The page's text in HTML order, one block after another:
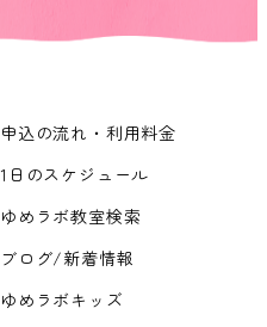
申込の流れ・利用料金
1日のスケジュール
ゆめラボ教室検索
ブログ/新着情報
ゆめラボキッズ